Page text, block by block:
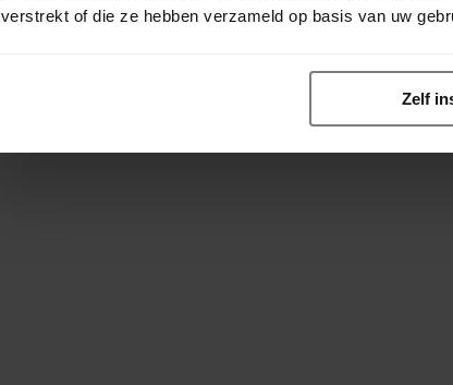
verstrekt of die ze hebben verzameld op basis van uw
Zelf